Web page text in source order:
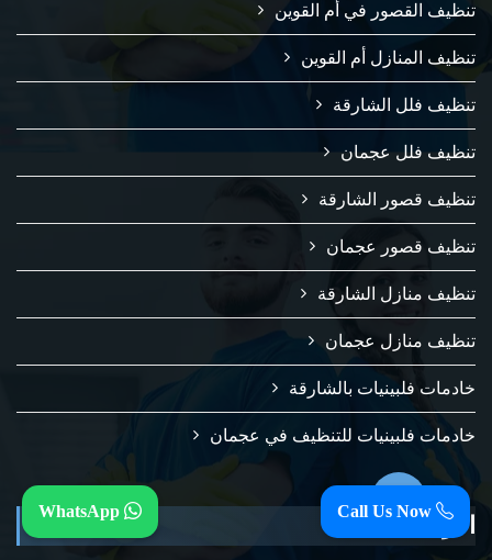
تنظيف القصور في أم القوين
تنظيف المنازل أم القوين
تنظيف فلل الشارقة
تنظيف فلل عجمان
تنظيف قصور الشارقة
تنظيف قصور عجمان
تنظيف منازل الشارقة
تنظيف منازل عجمان
خادمات فلبينيات بالشارقة
خادمات فلبينيات للتنظيف في عجمان
الأرشيف